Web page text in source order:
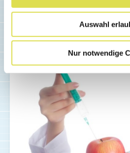
Auswahl
Nur notwendige
Weiterlesen...